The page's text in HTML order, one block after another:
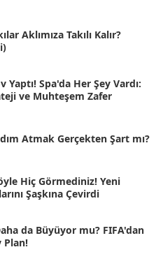
Aklımıza Takılı Kalır?
Yaptı! Spa'da Her Şey Vardı:
ve Muhteşem Zafer
Atmak Gerçekten Şart mı?
Hiç Görmediniz! Yeni
Şaşkına Çevirdi
da Büyüyor mu? FIFA'dan
Plan!